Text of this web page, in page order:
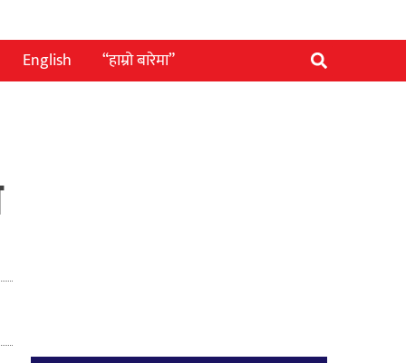
English “हाम्रो बारेमा”